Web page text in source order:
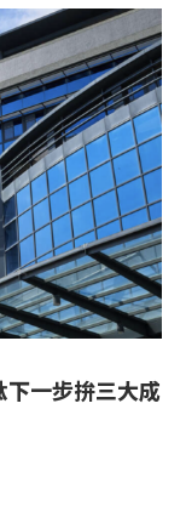
一步拚三大成